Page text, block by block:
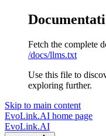
Fetch the complete
/docs/llms.txt
Use this file to
exploring further.
Skip to main content
EvoLink.AI home page
EvoLink.AI